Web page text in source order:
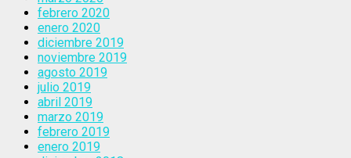
febrero 2020
enero 2020
diciembre 2019
noviembre 2019
agosto 2019
julio 2019
abril 2019
marzo 2019
febrero 2019
enero 2019